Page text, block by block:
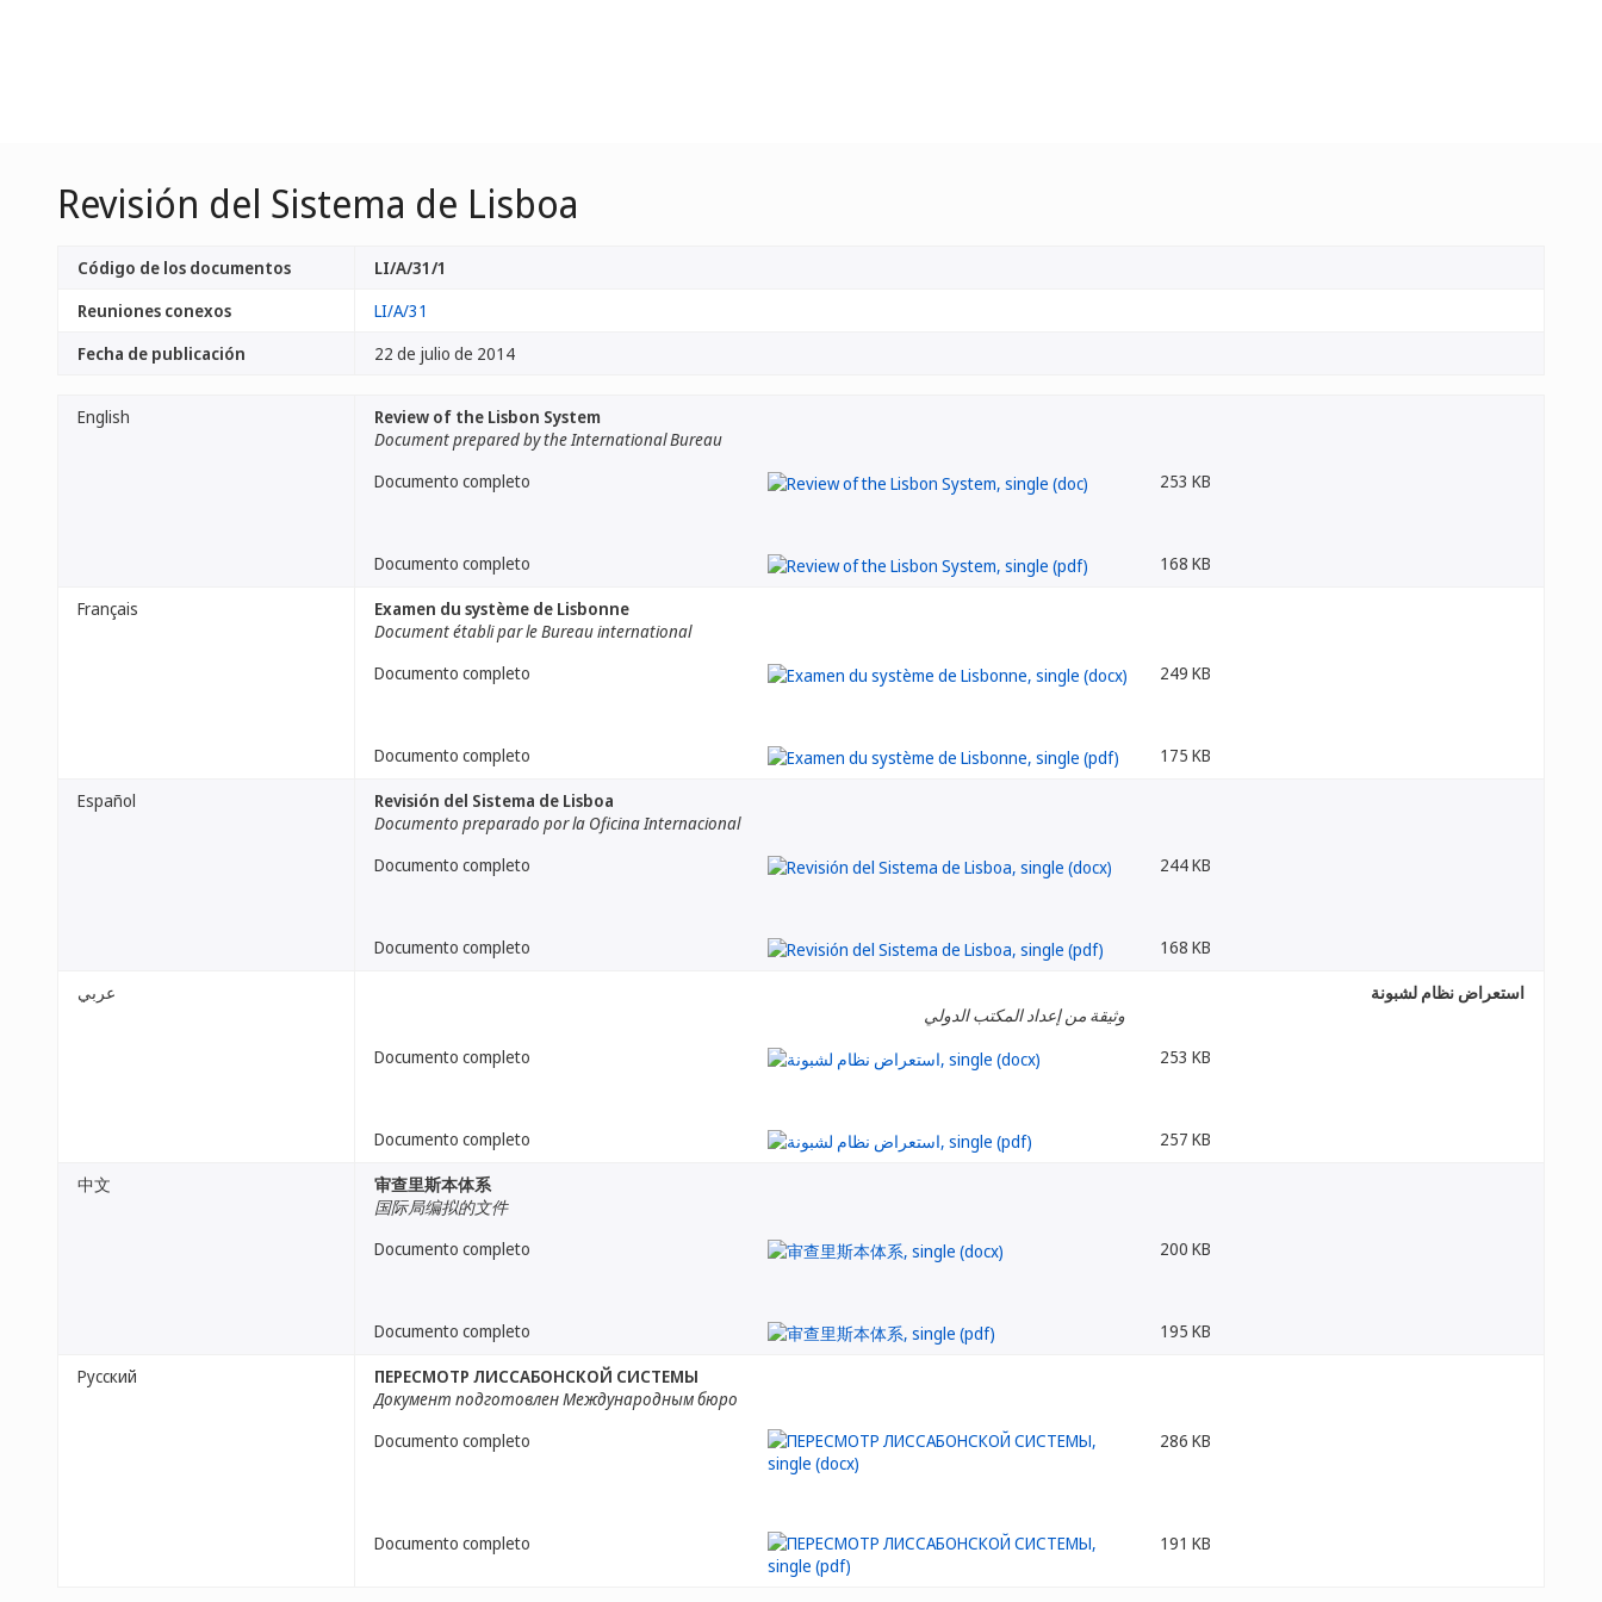
Revisión del Sistema de Lisboa
Código de los documentos
LI/A/31/1
Reuniones conexos
LI/A/31
Fecha de publicación
22 de julio de 2014
English
Review of the Lisbon System
Document prepared by the International Bureau
Documento completo
253 KB
Documento completo 168 KB
Français
Examen du système de Lisbonne
Document établi par le Bureau international
Documento completo
249 KB
Documento completo 175 KB
Español
Revisión del Sistema de Lisboa
Documento preparado por la Oficina Internacional
Documento completo
244 KB
Documento completo 168 KB
عربي
استعراض نظام لشبونة
وثيقة من إعداد المكتب الدولي
Documento completo
253 KB
Documento completo 257 KB
中文
审查里斯本体系
国际局编拟的文件
Documento completo
200 KB
Documento completo 195 KB
Русский
ПЕРЕСМОТР ЛИССАБОНСКОЙ СИСТЕМЫ
Документ подготовлен Международным бюро
Documento completo
286 KB
Documento completo 191 KB